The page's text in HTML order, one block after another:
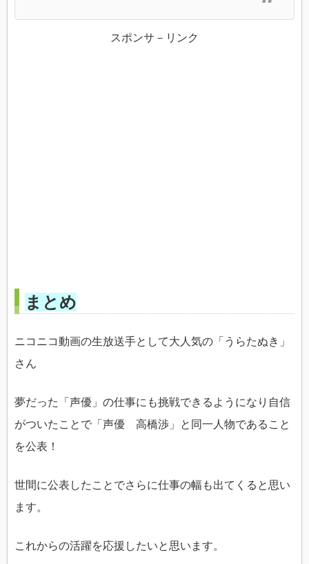
スポンサ－リンク
まとめ
ニコニコ動画の生放送手として大人気の「うらたぬき」
さん
夢だった「声優」の仕事にも挑戦できるようになり自信
がついたことで「声優 高橋渉」と同一人物であること
を公表！
世間に公表したことでさらに仕事の幅も出てくると思い
ます。
これからの活躍を応援したいと思います。